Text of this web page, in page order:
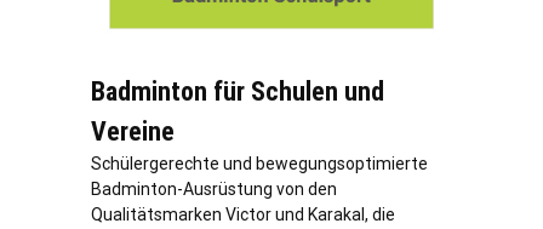
Badminton für Schulen und
Vereine
Schülergerechte und bewegungsoptimierte
Badminton-Ausrüstung von den
Qualitätsmarken Victor und Karakal, die